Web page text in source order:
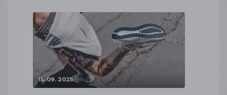
15. 09. 2025